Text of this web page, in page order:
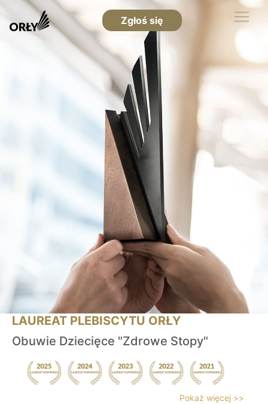
Zgłoś się
LAUREAT PLEBISCYTU ORŁY
Obuwie Dziecięce "Zdrowe Stopy"
Pokaż więcej >>